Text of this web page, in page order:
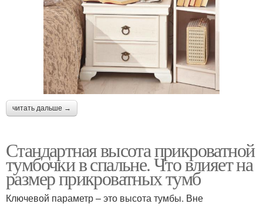
читать дальше →
Стандартная высота прикроватной
тумбочки в спальне. Что влияет на
размер прикроватных тумб
Ключевой параметр – это высота тумбы. Вне